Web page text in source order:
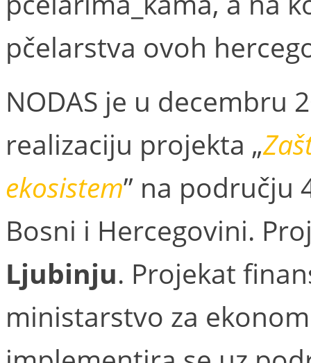
pčelarstva ovoh
NODAS je u decembru
realizaciju projekta „
ekosistem” na području
Bosni i Hercegovini.
Ljubinju. Projekat
ministarstvo za